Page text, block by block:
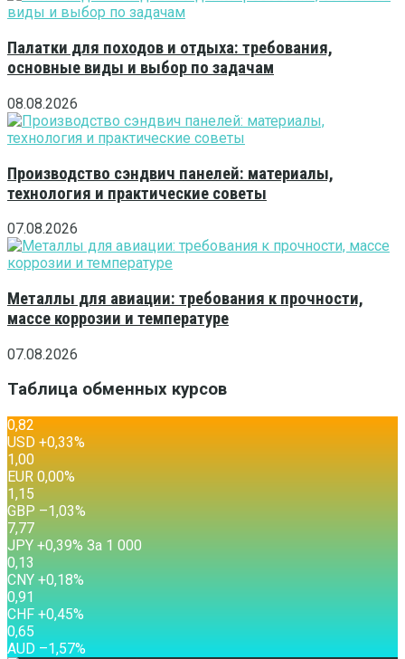
Палатки для походов и отдыха: требования,
основные виды и выбор по задачам
08.08.2026
Производство сэндвич панелей: материалы,
технология и практические советы
07.08.2026
Металлы для авиации: требования к прочности,
массе коррозии и температуре
07.08.2026
Таблица обменных курсов
0,82
USD +0,33%
1,00
EUR 0,00%
1,15
GBP –1,03%
7,77
JPY +0,39% За 1 000
0,13
CNY +0,18%
0,91
CHF +0,45%
0,65
AUD –1,57%